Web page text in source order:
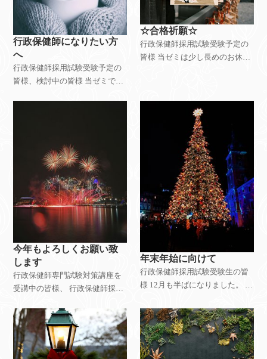
行政保健師になりたい方
へ
行政保健師採用試験受験予定の
皆様、検討中の皆様 当ゼミでは
☆合格祈願☆
行政保健師採用試験受験予定の
皆様 当ゼミは少し長めのお休み
いが届くことを切に願っていま
今年もよろしくお願い致
します
行政保健師専門試験対策講座を
受講中の皆様、 行政保健師採用
皆様 新年あけましておめでとう
ございます！ 当ゼミスタッフ一
同、本年も皆様の夢を叶えるお
手伝いをさせてい
年末年始に向けて
行政保健師採用試験受験生の皆
様 12月も半ばになりました。 街
れ、クリスマスモードですね！
クリスマスが過ぎるとあっとい
う間に年末、新しい年を迎える
準備に大忙しで